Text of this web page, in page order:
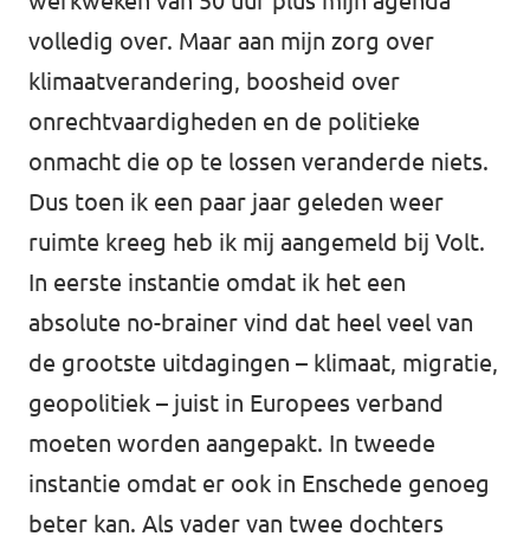
volledig over. Maar aan mijn zorg over
klimaatverandering, boosheid over
onrechtvaardigheden en de politieke
onmacht die op te lossen veranderde niets.
Dus toen ik een paar jaar geleden weer
ruimte kreeg heb ik mij aangemeld bij Volt.
In eerste instantie omdat ik het een
absolute no-brainer vind dat heel veel van
de grootste uitdagingen – klimaat, migratie,
geopolitiek – juist in Europees verband
moeten worden aangepakt. In tweede
instantie omdat er ook in Enschede genoeg
beter kan. Als vader van twee dochters